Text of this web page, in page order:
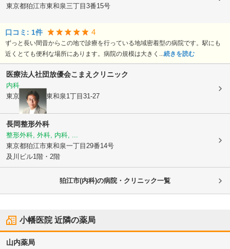
東京都狛江市東和泉三丁目3番15号
口コミ: 1件 4
ずっと長い間昔からこの地で診療を行っている地域密着型の病院です。駅にも
近くとても便利な場所にあります。病院の規模は大きく...続きを読む
医療法人社団放優会こまえクリニック
内科
東京都狛江市 東和泉1丁目31-27
長岡整形外科
整形外科, 外科, 内科, ...
東京都狛江市東和泉一丁目29番14号
及川ビル1階・2階
狛江市(内科)の病院・クリニック一覧
小幡医院近隣の薬局
山内薬局